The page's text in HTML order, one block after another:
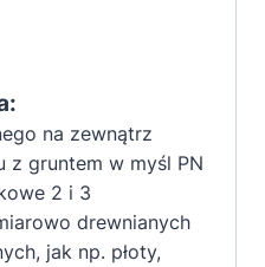
na zewnątrz
z gruntem w myśl PN
2 i 3
drewnianych
jak np. płoty,